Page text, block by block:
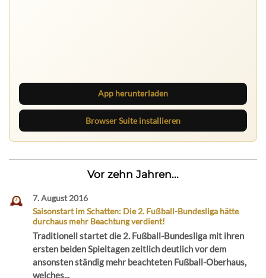
App herunterladen
Browser Suite installieren
Vor zehn Jahren...
7. August 2016
Saisonstart im Schatten: Die 2. Fußball-Bundesliga hätte
durchaus mehr Beachtung verdient!
Traditionell startet die 2. Fußball-Bundesliga mit ihren
ersten beiden Spieltagen zeitlich deutlich vor dem
ansonsten ständig mehr beachteten Fußball-Oberhaus,
welches...